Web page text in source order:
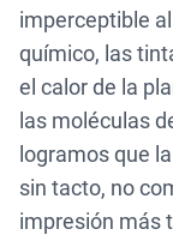
imperceptible
químico, las
el calor de la
las moléculas
logramos que la
sin tacto, no
impresión más